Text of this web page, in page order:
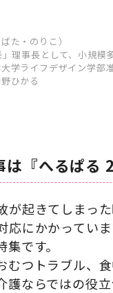
た・のりこ）
理事長として、小規
学ライフデザイン学部
ひかる
は『へるぱる
が起きてしまっ
応にかかってい
です。
むつトラブル、
護ならではの役